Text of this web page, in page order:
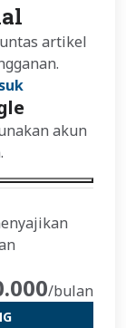
artikel
akun
/bulan